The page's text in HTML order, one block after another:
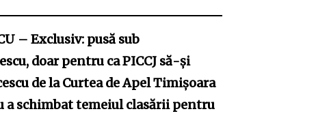
– Exclusiv: pusă sub
doar pentru ca PICCJ să-și
de la Curtea de Apel Timișoara
a schimbat temeiul clasării pentru